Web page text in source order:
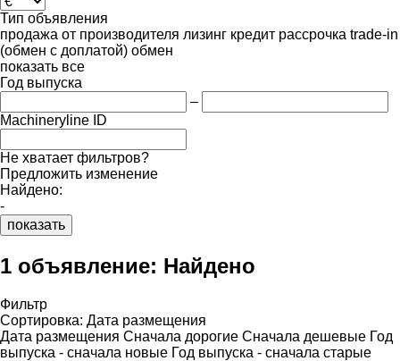
Тип объявления
продажа от производителя лизинг кредит рассрочка trade-in
(обмен с доплатой) обмен
показать все
Год выпуска
–
Machineryline ID
Не хватает фильтров?
Предложить изменение
Найдено:
-
показать
1 объявление: Найдено
Фильтр
Сортировка: Дата размещения
Дата размещения Сначала дорогие Сначала дешевые Год
выпуска - сначала новые Год выпуска - сначала старые